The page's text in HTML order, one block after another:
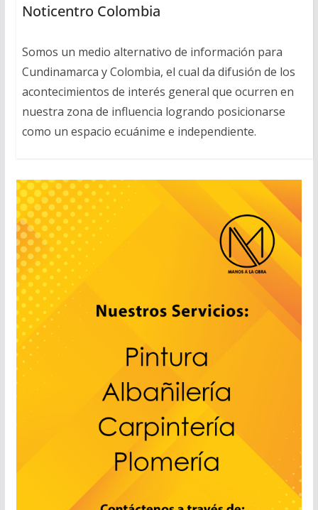
Noticentro Colombia
Somos un medio alternativo de información para
Cundinamarca y Colombia, el cual da difusión de los
acontecimientos de interés general que ocurren en
nuestra zona de influencia logrando posicionarse
como un espacio ecuánime e independiente.